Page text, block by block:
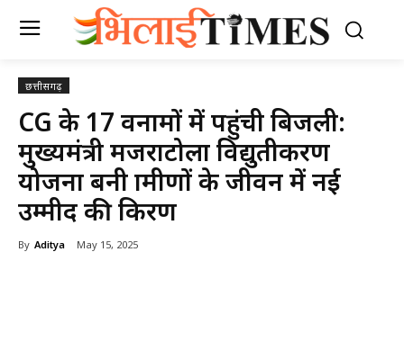
छत्तीसगढ़
CG के 17 वनग्रामों में पहुंची बिजली:
मुख्यमंत्री मजराटोला विद्युतीकरण
योजना बनी ग्रामीणों के जीवन में नई
उम्मीद की किरण
By Aditya May 15, 2025